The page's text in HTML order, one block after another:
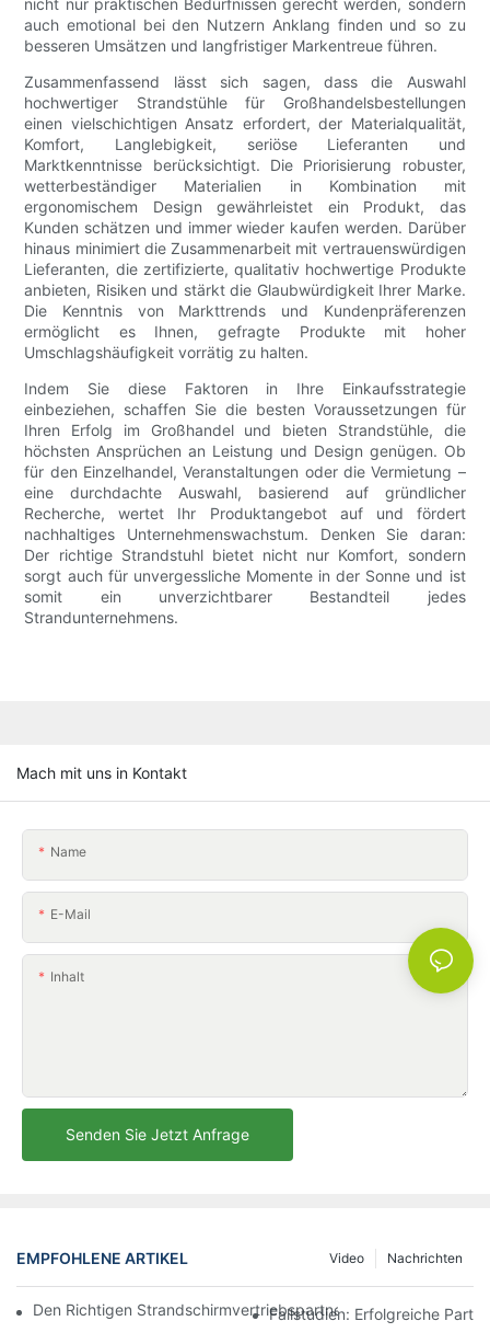
nicht nur praktischen Bedürfnissen gerecht werden, sondern
auch emotional bei den Nutzern Anklang finden und so zu
besseren Umsätzen und langfristiger Markentreue führen.
Zusammenfassend lässt sich sagen, dass die Auswahl
hochwertiger Strandstühle für Großhandelsbestellungen
einen vielschichtigen Ansatz erfordert, der Materialqualität,
Komfort, Langlebigkeit, seriöse Lieferanten und
Marktkenntnisse berücksichtigt. Die Priorisierung robuster,
wetterbeständiger Materialien in Kombination mit
ergonomischem Design gewährleistet ein Produkt, das
Kunden schätzen und immer wieder kaufen werden. Darüber
hinaus minimiert die Zusammenarbeit mit vertrauenswürdigen
Lieferanten, die zertifizierte, qualitativ hochwertige Produkte
anbieten, Risiken und stärkt die Glaubwürdigkeit Ihrer Marke.
Die Kenntnis von Markttrends und Kundenpräferenzen
ermöglicht es Ihnen, gefragte Produkte mit hoher
Umschlagshäufigkeit vorrätig zu halten.
Indem Sie diese Faktoren in Ihre Einkaufsstrategie
einbeziehen, schaffen Sie die besten Voraussetzungen für
Ihren Erfolg im Großhandel und bieten Strandstühle, die
höchsten Ansprüchen an Leistung und Design genügen. Ob
für den Einzelhandel, Veranstaltungen oder die Vermietung –
eine durchdachte Auswahl, basierend auf gründlicher
Recherche, wertet Ihr Produktangebot auf und fördert
nachhaltiges Unternehmenswachstum. Denken Sie daran:
Der richtige Strandstuhl bietet nicht nur Komfort, sondern
sorgt auch für unvergessliche Momente in der Sonne und ist
somit ein unverzichtbarer Bestandteil jedes
Strandunternehmens.
Mach mit uns in Kontakt
Name
E-Mail
Inhalt
Senden Sie Jetzt Anfrage
EMPFOHLENE ARTIKEL Nachrichten
Video
Den Richtigen Strandschirmvertriebspartner Für Ihre
Fallstudien: Erfolgreiche